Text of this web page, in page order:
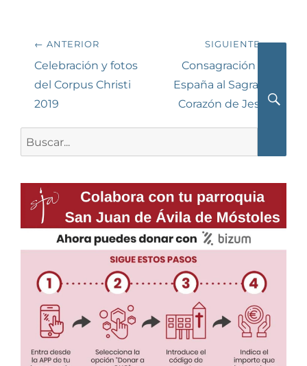
Navegación
de
entradas
← ANTERIOR
Entrada
anterior:
Celebración y fotos
del Corpus Christi
2019
SIGUIENTE →
Siguiente
entrada:
Consagración de
España al Sagrado
Corazón de Jesús